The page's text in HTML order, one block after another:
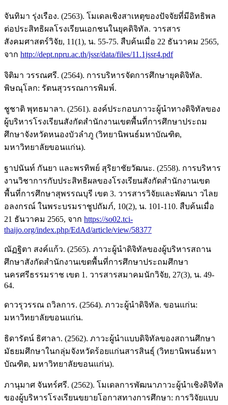
จันทิมา รุ่งเรือง. (2563). โมเดลเชิงสาเหตุของปัจจัยที่มีอิทธิพล
ต่อประสิทธิผลโรงเรียนเอกชนในยุคดิจิทัล. วารสาร
สังคมศาสตร์วิจัย, 11(1), น. 55-75. สืบค้นเมื่อ 22 ธันวาคม 2565,
จาก http://dept.npru.ac.th/jssr/data/files/11.1jssr4.pdf
จิติมา วรรณศรี. (2564). การบริหารจัดการศึกษายุคดิจิทัล.
พิษณุโลก: รัตนสุวรรณการพิมพ์.
ชูชาติ พุทธมาลา. (2561). องค์ประกอบภาวะผู้นำทางดิจิทัลของ
ผู้บริหารโรงเรียนสังกัดสำนักงานเขตพื้นที่การศึกษาประถม
ศึกษาจังหวัดหนองบัวลำภู (วิทยานิพนธ์มหาบัณฑิต,
มหาวิทยาลัยขอนแก่น).
ฐาปนันท์ กันยา และพรทิพย์ สุริยาชัยวัฒนะ. (2558). การบริหาร
งานวิชาการกับประสิทธิผลของโรงเรียนสังกัดสำนักงานเขต
พื้นที่การศึกษาสุพรรณบุรี เขต 3. วารสารวิจัยและพัฒนา วไลย
อลงกรณ์ ในพระบรมราชูปถัมภ์, 10(2), น. 101-110. สืบค้นเมื่อ
21 ธันวาคม 2565, จาก https://so02.tci-
thaijo.org/index.php/EdAd/article/view/58377
ณัฏฐิตา สงค์แก้ว. (2565). ภาวะผู้นำดิจิทัลของผู้บริหารสถาน
ศึกษาสังกัดสำนักงานเขตพื้นที่การศึกษาประถมศึกษา
นครศรีธรรมราช เขต 1. วารสารสมาคมนักวิจัย, 27(3), น. 49-
64.
ดาวรุวรรณ ถวิลการ. (2564). ภาวะผู้นำดิจิทัล. ขอนแก่น:
มหาวิทยาลัยขอนแก่น.
ธิดารัตน์ ธิศาลา. (2562). ภาวะผู้นำแบบดิจิทัลของสถานศึกษา
มัธยมศึกษาในกลุ่มจังหวัดร้อยแก่นสารสินธุ์ (วิทยานิพนธ์มหา
บัณฑิต, มหาวิทยาลัยขอนแก่น).
ภานุมาศ จันทร์ศรี. (2562). โมเดลการพัฒนาภาวะผู้นำเชิงดิจิทัล
ของผู้บริหารโรงเรียนขยายโอกาสทางการศึกษา: การวิจัยแบบ